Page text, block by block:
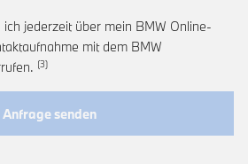
jederzeit über mein BMW Online-
mit dem BMW
Link zur Fußnote: Widerruf der
Anfrage senden